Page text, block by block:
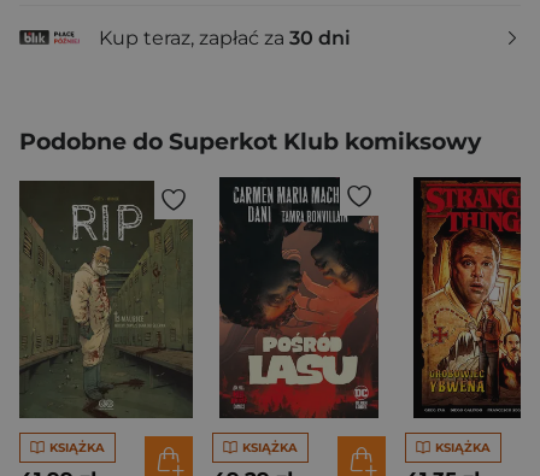
Kup teraz, zapłać za 30 dni
Podobne do Superkot Klub komiksowy
KSIĄŻKA KSIĄŻKA KSIĄŻKA